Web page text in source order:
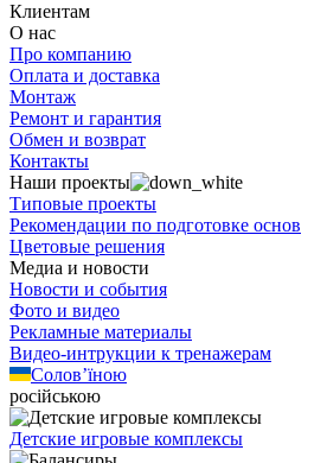
Клиентам
О нас
Про компанию
Оплата и доставка
Монтаж
Ремонт и гарантия
Обмен и возврат
Контакты
Наши проекты
Типовые проекты
Рекомендации по подготовке основ
Цветовые решения
Медиа и новости
Новости и события
Фото и видео
Рекламные материалы
Видео-интрукции к тренажерам
Солов’їною
російською
Детские игровые комплексы